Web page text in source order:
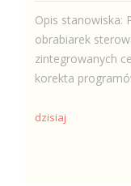
Opis stanowiska:
obrabiarek
zintegrowanych
korekta
dzisiaj